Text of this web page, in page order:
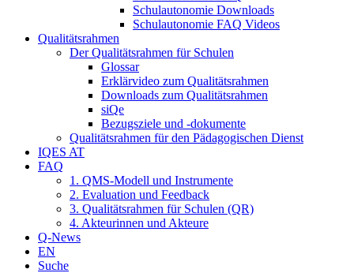
Schulautonomie Downloads
Schulautonomie FAQ Videos
Qualitätsrahmen
Der Qualitätsrahmen für Schulen
Glossar
Erklärvideo zum Qualitätsrahmen
Downloads zum Qualitätsrahmen
siQe
Bezugsziele und -dokumente
Qualitätsrahmen für den Pädagogischen Dienst
IQES AT
FAQ
1. QMS-Modell und Instrumente
2. Evaluation und Feedback
3. Qualitätsrahmen für Schulen (QR)
4. Akteurinnen und Akteure
Q-News
EN
Suche